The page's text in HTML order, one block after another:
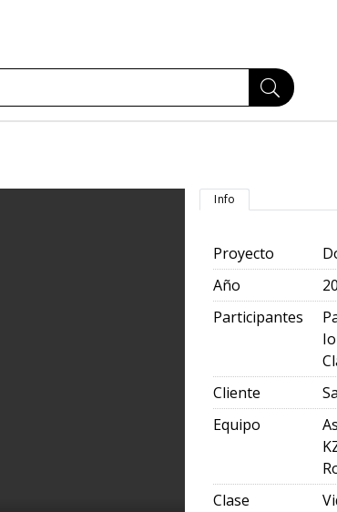
Info
Proyecto
Año
Participantes
Cliente
Equipo
Clase